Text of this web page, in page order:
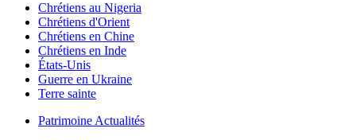
Chrétiens au Nigeria
Chrétiens d'Orient
Chrétiens en Chine
Chrétiens en Inde
États-Unis
Guerre en Ukraine
Terre sainte
Patrimoine Actualités